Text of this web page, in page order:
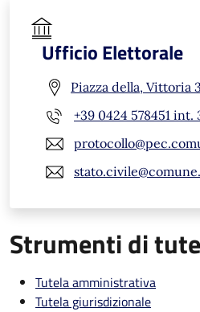
Ufficio Elettorale
Piazza della, Vittoria
+39 0424 578451 int.
Strumenti di
Tutela amministrativa
Tutela giurisdizionale